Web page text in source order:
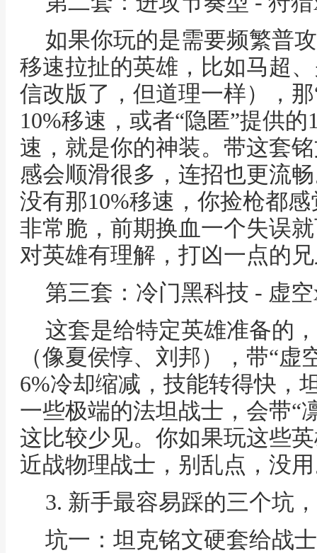
如果你玩的是需要频繁普
移速拉扯的英雄，比如马超
信改版了，但道理一样），
10%移速，或者“隐匿”提供
速，就是你的神装。带这套
感会顺滑很多，连招也更流
没有那10%移速，你捡枪都
非常脆，前期换血一个失误
对英雄有理解，打凶一点的
第三套：冷门黑科技 - 虚
这套是给特定英雄准备的
（像夏侯惇、刘邦），带“虚
6%冷却缩减，技能转得快，
一些极端的法坦战士，会带“
这比较少见。你如果玩这些
近战物理战士，别乱点，没
3. 新手最容易踩的三个坑
坑一：坦克铭文硬套给战